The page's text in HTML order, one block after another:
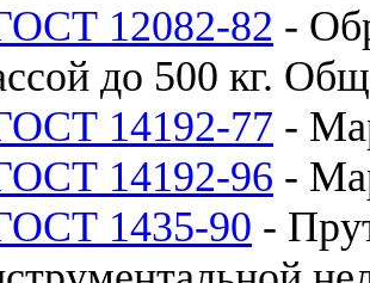
12082-82 -
до 500 кг.
14192-77 -
14192-96 -
1435-90 -